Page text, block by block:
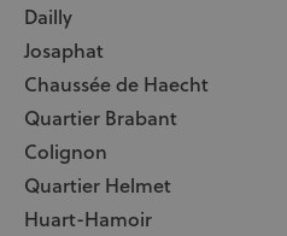
Dailly
Josaphat
Chaussée de Haecht
Quartier Brabant
Colignon
Quartier Helmet
Huart-Hamoir